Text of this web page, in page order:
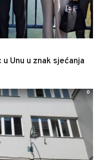
Unu u znak sjećanja
0